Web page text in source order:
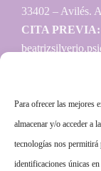
Para ofrecer las mejores
almacenar y/o acceder a
tecnologías nos permitirá
identificaciones únicas
33402 – Avilés.
CITA PREVIA: